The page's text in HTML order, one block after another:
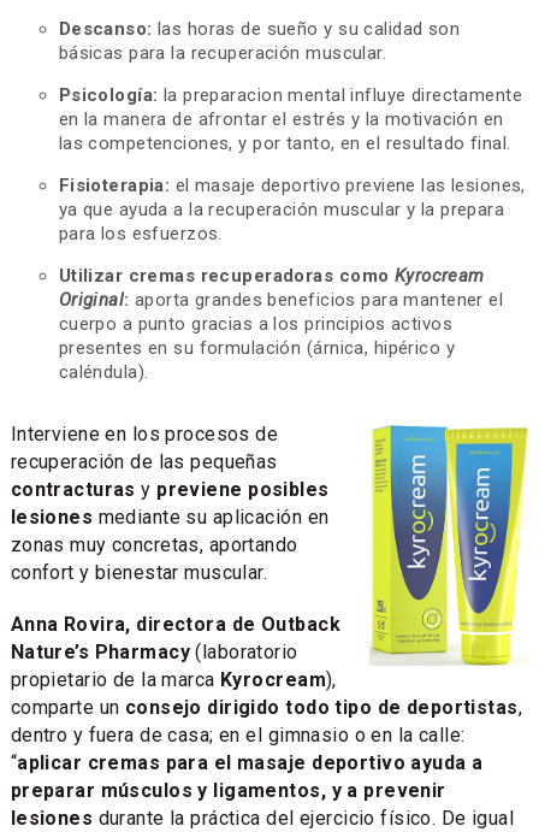
Descanso: las horas de sueño y su calidad son
básicas para la recuperación muscular.
Psicología: la preparacion mental influye directamente
en la manera de afrontar el estrés y la motivación en
las competenciones, y por tanto, en el resultado final.
Fisioterapia: el masaje deportivo previene las lesiones,
ya que ayuda a la recuperación muscular y la prepara
para los esfuerzos.
Utilizar cremas recuperadoras como Kyrocream
Original: aporta grandes beneficios para mantener el
cuerpo a punto gracias a los principios activos
presentes en su formulación (árnica, hipérico y
caléndula).
Interviene en los procesos de
recuperación de las pequeñas
contracturasy previene posibles
lesiones mediante su aplicación en
zonas muy concretas, aportando
confort y bienestar muscular.
Anna Rovira, directora de Outback
Nature’s Pharmacy (laboratorio
propietario de la marca Kyrocream),
comparte un consejo dirigido todo tipo de deportistas,
dentro y fuera de casa; en el gimnasio o en la calle:
“aplicar cremas para el masaje deportivo ayuda a
preparar músculos y ligamentos, y a prevenir
lesiones durante la práctica del ejercicio físico. De igual